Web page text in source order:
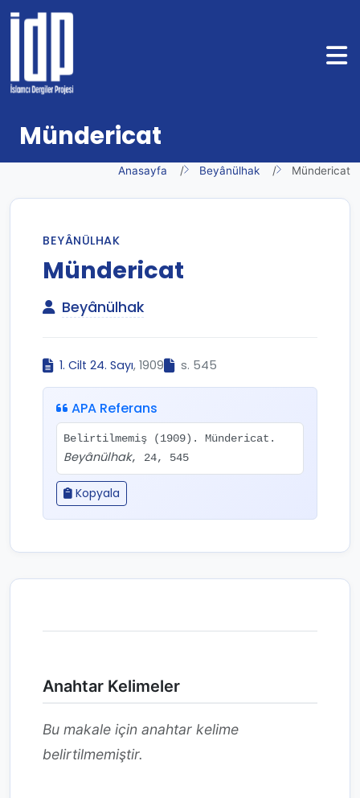
Mündericat
Anasayfa Beyânülhak Mündericat
BEYÂNÜLHAK
Mündericat
Beyânülhak
1. Cilt 24. Sayı, 1909 s. 545
APA Referans
Belirtilmemiş (1909). Mündericat.
Beyânülhak, 24, 545
Kopyala
Anahtar Kelimeler
Bu makale için anahtar kelime
belirtilmemiştir.